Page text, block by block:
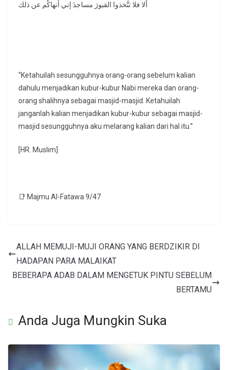
ألا فلا تتَّخذوا القبورَ مساجدَ إني أنهاكُم عن ذلك
“Ketahuilah sesungguhnya orang-orang sebelum kalian
dahulu menjadikan kubur-kubur Nabi mereka dan orang-
orang shalihnya sebagai masjid-masjid. Ketahuilah
janganlah kalian menjadikan kubur-kubur sebagai masjid-
masjid sesungguhnya aku melarang kalian dari hal itu.”
[HR. Muslim]
📑 Majmu Al-Fatawa 9/47
ALLAH MEMUJI-MUJI ORANG YANG BERDZIKIR DI
HADAPAN PARA MALAIKAT
BEBERAPA ADAB DALAM MENGETUK PINTU SEBELUM
BERTAMU
Anda Juga Mungkin Suka